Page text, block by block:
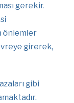
gerekir.
önlemler
girerek,
gibi